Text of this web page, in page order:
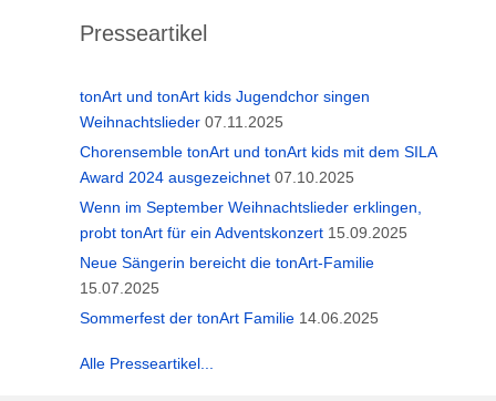
Presseartikel
tonArt und tonArt kids Jugendchor singen
Weihnachtslieder 07.11.2025
Chorensemble tonArt und tonArt kids mit dem SILA
Award 2024 ausgezeichnet 07.10.2025
Wenn im September Weihnachtslieder erklingen,
probt tonArt für ein Adventskonzert 15.09.2025
Neue Sängerin bereicht die tonArt-Familie
15.07.2025
Sommerfest der tonArt Familie 14.06.2025
Alle Presseartikel...